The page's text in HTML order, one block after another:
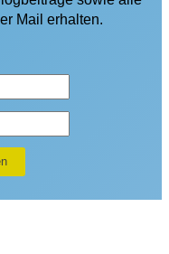
Mail erhalten.